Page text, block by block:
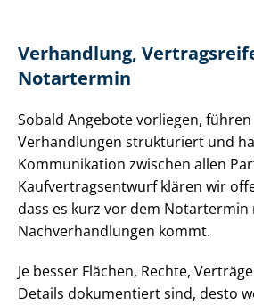
Verhandlung,
Notartermin
Sobald Angebote vorliegen,
Verhandlungen strukturiert und
Kommunikation zwischen allen
Kauf­ver­trags­ent­wurf klären wir
dass es kurz vor dem
Nach­ver­hand­lun­gen kommt.
Je besser Flächen, Rechte,
Details dokumentiert sind, desto